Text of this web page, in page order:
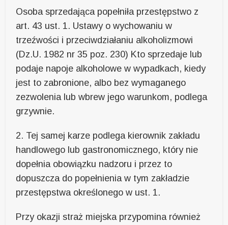
Osoba sprzedająca popełniła przestępstwo z
art. 43 ust. 1. Ustawy o wychowaniu w
trzeźwości i przeciwdziałaniu alkoholizmowi
(Dz.U. 1982 nr 35 poz. 230) Kto sprzedaje lub
podaje napoje alkoholowe w wypadkach, kiedy
jest to zabronione, albo bez wymaganego
zezwolenia lub wbrew jego warunkom, podlega
grzywnie.
2. Tej samej karze podlega kierownik zakładu
handlowego lub gastronomicznego, który nie
dopełnia obowiązku nadzoru i przez to
dopuszcza do popełnienia w tym zakładzie
przestępstwa określonego w ust. 1.
Przy okazji straż miejska przypomina również